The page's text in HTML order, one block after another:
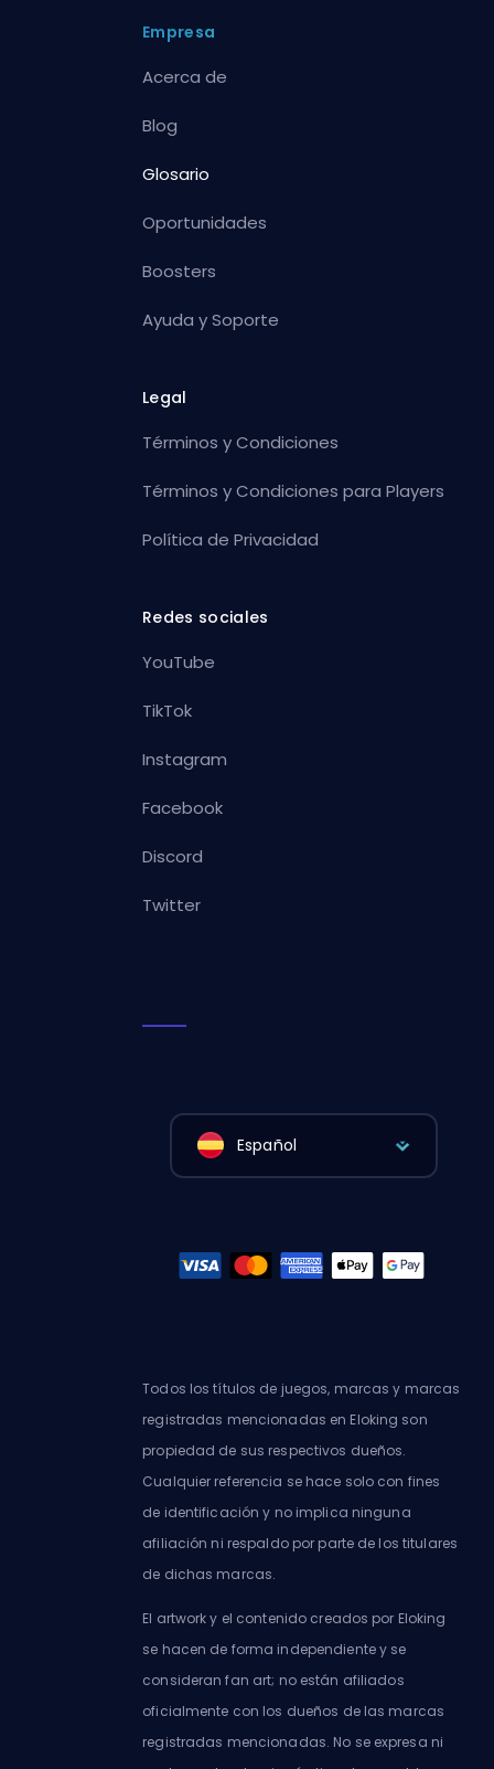
Empresa
Acerca de
Blog
Glosario
Oportunidades
Boosters
Ayuda y Soporte
Legal
Términos y Condiciones
Términos y Condiciones para Players
Política de Privacidad
Redes sociales
YouTube
TikTok
Instagram
Facebook
Discord
Twitter
Español
Todos los títulos de juegos, marcas y marcas
registradas mencionadas en Eloking son
propiedad de sus respectivos dueños.
Cualquier referencia se hace solo con fines
de identificación y no implica ninguna
afiliación ni respaldo por parte de los titulares
de dichas marcas.
El artwork y el contenido creados por Eloking
se hacen de forma independiente y se
consideran fan art; no están afiliados
oficialmente con los dueños de las marcas
registradas mencionadas. No se expresa ni